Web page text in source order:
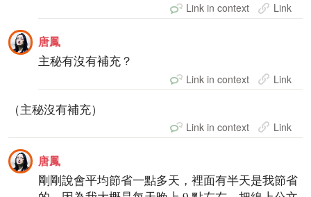
Link in context Link
唐鳳
主秘有沒有補充？
Link in context Link
（主秘沒有補充）
Link in context Link
唐鳳
剛剛說會平均節省一點多天，裡面有半天是我節省